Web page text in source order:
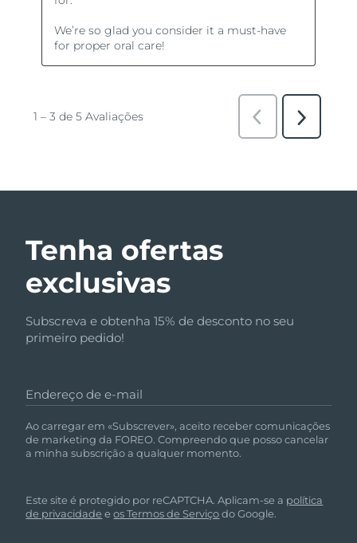
Tenha ofertas
exclusivas
Subscreva e obtenha 15% de desconto no seu
primeiro pedido!
Endereço de e-mail
Ao carregar em «Subscrever», aceito receber comunicações
de marketing da FOREO. Compreendo que posso cancelar
a minha subscrição a qualquer momento.
Este site é protegido por reCAPTCHA. Aplicam-se a política
de privacidade eos Termos de Serviçodo Google.